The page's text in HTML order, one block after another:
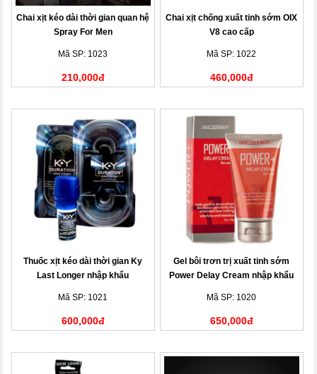
Chai xịt kéo dài thời gian quan hệ
Spray For Men
Mã SP: 1023
210,000đ
Chai xịt chống xuất tinh sớm OIX
V8 cao cấp
Mã SP: 1022
460,000đ
Thuốc xịt kéo dài thời gian Ky
Last Longer nhập khẩu
Mã SP: 1021
600,000đ
Gel bôi trơn trị xuất tinh sớm
Power Delay Cream nhập khẩu
Mã SP: 1020
650,000đ